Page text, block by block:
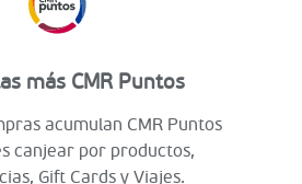
más CMR Puntos
acumulan CMR Puntos
canjear por productos,
Gift Cards y Viajes.